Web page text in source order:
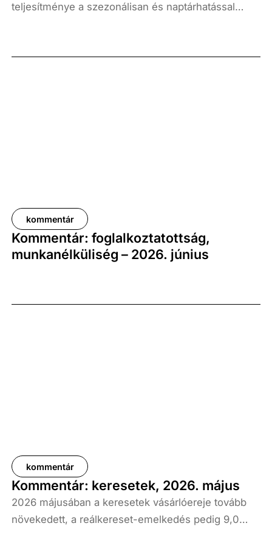
teljesítménye a szezonálisan és naptárhatással
százalékkal, míg az előző negyedévhez képest 0,4
kommentár
Kommentár: foglalkoztatottság,
munkanélküliség – 2026. június
kommentár
Kommentár: keresetek, 2026. május
2026 májusában a keresetek vásárlóereje tovább
növekedett, a reálkereset-emelkedés pedig 9,0